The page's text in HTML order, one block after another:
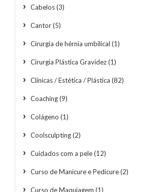
Cabelos(3)
Cantor(5)
Cirurgia de hérnia umbilical (1)
Cirurgia Plástica Gravidez(1)
Clínicas / Estética / Plástica (82)
Coaching(9)
Colágeno (1)
Coolsculpting(2)
Cuidados com a pele(12)
Curso de Manicure e Pedicure(2)
Curso de Maquiagem (1)